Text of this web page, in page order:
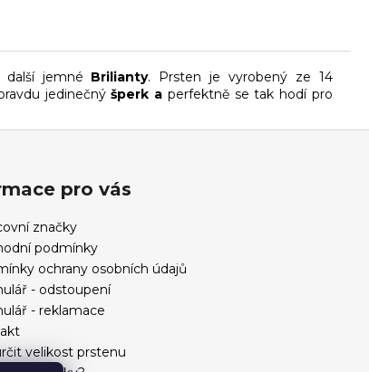
jemné Brilianty. Prsten je vyrobený ze 14
jedinečnýšperk a perfektně se tak hodí pro
pro vás
značky
podmínky
ochrany osobních údajů
- odstoupení
- reklamace
velikost prstenu